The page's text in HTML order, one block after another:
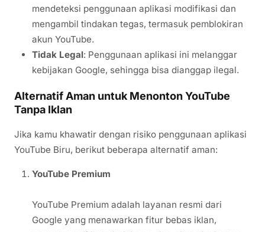
mendeteksi penggunaan aplikasi modifikasi dan
mengambil tindakan tegas, termasuk pemblokiran
akun YouTube.
Tidak Legal: Penggunaan aplikasi ini melanggar
kebijakan Google, sehingga bisa dianggap ilegal.
Alternatif Aman untuk Menonton YouTube
Tanpa Iklan
Jika kamu khawatir dengan risiko penggunaan aplikasi
YouTube Biru, berikut beberapa alternatif aman:
YouTube Premium
YouTube Premium adalah layanan resmi dari
Google yang menawarkan fitur bebas iklan,